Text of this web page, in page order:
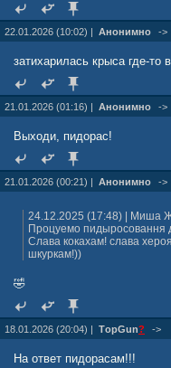
22.01.2026 (10:02) | Анонимно ->
затихарилась крыса где-то
21.01.2026 (01:16) | Анонимно ->
Выходи, пидорас!
21.01.2026 (00:21) | Анонимно ->
24.12.2025 (17:48) | Миша
Процуемо
Слава кокахам! слава
шкуркам!))
🤣
18.01.2026 (20:04) | TорGun? ->
На ответ пидорасам!!!